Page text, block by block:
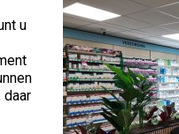
u
daar